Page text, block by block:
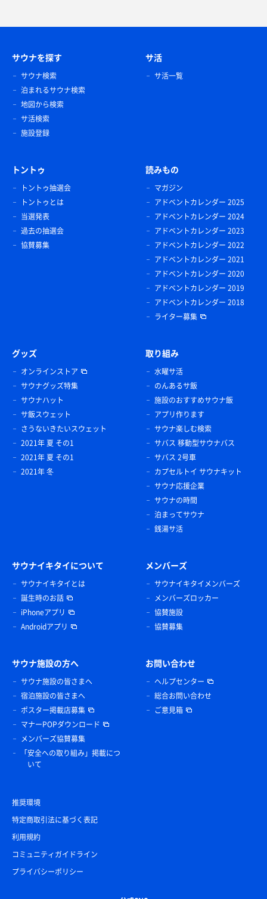
サウナを探す
サウナ検索
泊まれるサウナ検索
地図から検索
サ活検索
施設登録
サ活
サ活一覧
トントゥ
トントゥ抽選会
トントゥとは
当選発表
過去の抽選会
協賛募集
読みもの
マガジン
アドベントカレンダー 2025
アドベントカレンダー 2024
アドベントカレンダー 2023
アドベントカレンダー 2022
アドベントカレンダー 2021
アドベントカレンダー 2020
アドベントカレンダー 2019
アドベントカレンダー 2018
ライター募集
グッズ
オンラインストア
サウナグッズ特集
サウナハット
サ飯スウェット
さうないきたいスウェット
2021年 夏 その1
2021年 夏 その1
2021年 冬
取り組み
水曜サ活
のんあるサ飯
施設のおすすめサウナ飯
アプリ作ります
サウナ楽しむ検索
サバス 移動型サウナバス
サバス 2号車
カプセルトイ サウナキット
サウナ応援企業
サウナの時間
泊まってサウナ
銭湯サ活
サウナイキタイについて
サウナイキタイとは
誕生時のお話
iPhoneアプリ
Androidアプリ
メンバーズ
サウナイキタイメンバーズ
メンバーズロッカー
協賛施設
協賛募集
サウナ施設の方へ
サウナ施設の皆さまへ
宿泊施設の皆さまへ
ポスター掲載店募集
マナーPOPダウンロード
メンバーズ協賛募集
「安全への取り組み」掲載につ
いて
お問い合わせ
ヘルプセンター
総合お問い合わせ
ご意見箱
推奨環境
特定商取引法に基づく表記
利用規約
コミュニティガイドライン
プライバシーポリシー